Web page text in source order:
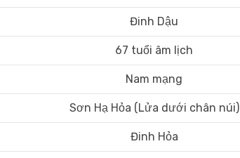
Đinh Dậu
67 tuổi âm lịch
Nam mạng
Sơn Hạ Hỏa (Lửa dưới chân núi)
Đinh Hỏa